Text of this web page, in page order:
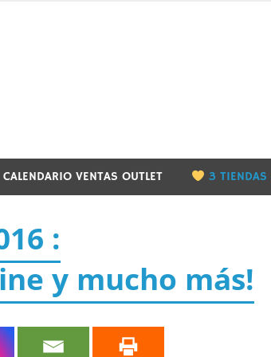
CALENDARIO VENTAS OUTLET 3 TIENDAS
:
y mucho más!